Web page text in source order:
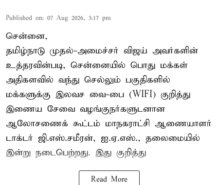
Published on: 07 Aug 2026, 3:17 pm
சென்னை,
தமிழ்நாடு முதல்-அமைச்சர் விஜய் அவர்களின்
உத்தரவின்படி, சென்னையில் பொது மக்கள்
அதிகளவில் வந்து செல்லும் பகுதிகளில்
மக்களுக்கு இலவச வை-பை (WIFI) குறித்து
இணைய சேவை வழங்குநர்களுடனான
ஆலோசணைக் கூட்டம் மாநகராட்சி ஆணையாளர்
டாக்டர் ஜி.எஸ்.சமீரன், ஐ.ஏ.எஸ்., தலைமையில்
இன்று நடைபெற்றது. இது குறித்து
Read More